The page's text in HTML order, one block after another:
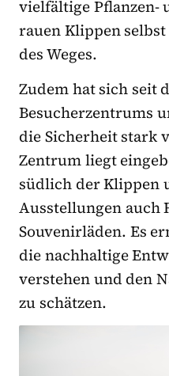
vielfältige Pflanzen-
rauen Klippen
des Weges.
Zudem hat sich seit
Besucherzentrums
die Sicherheit stark
Zentrum liegt
südlich der Klippen
Ausstellungen auch
Souvenirläden. Es
die nachhaltige
verstehen und den
zu schätzen.